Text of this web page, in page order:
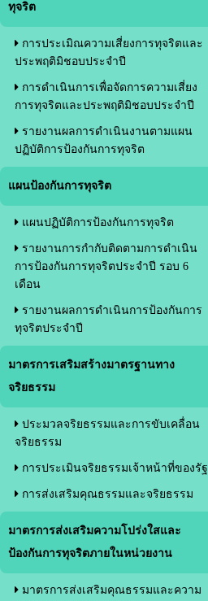
ทุจริต
การประเมิณความเสี่ยงการทุจริตและ
ประพฤติมิชอบประจำปี
การดำเนินการเพื่อจัดการความเสี่ยง
การทุจริตและประพฤติมิชอบประจำปี
รายงานผลการดำเนินงานตามแผน
ปฏิบัติการป้องกันการทุจริต
แผนป้องกันการทุจริต
แผนปฏิบัติการป้องกันการทุจริต
รายงานการกำกับติดตามการดำเนิน
การป้องกันการทุจริตประจำปี รอบ 6
เดือน
รายงานผลการดำเนินการป้องกันการ
ทุจริตประจำปี
มาตรการเสริมสร้างมาตรฐานทาง
จริยธรรม
ประมวลจริยธรรมและการขับเคลื่อน
จริยธรรม
การประเมินจริยธรรมเจ้าหน้าที่ของรัฐ
การส่งเสริมคุณธรรมและจริยธรรม
มาตรการส่งเสริมความโปร่งใสและ
ป้องกันการทุจริตภายในหน่วยงาน
มาตรการส่งเสริมคุณธรรมและความ